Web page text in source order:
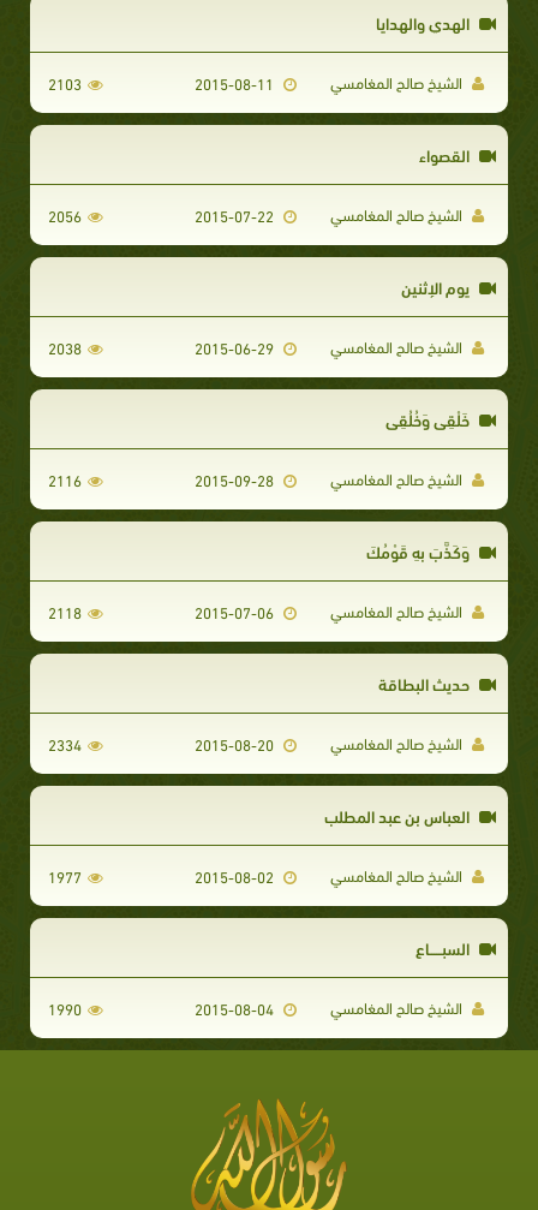
الهدي والهدايا
الشيخ صالح المغامسي 2103
القصواء
الشيخ صالح المغامسي 2056
يوم الإثنين
الشيخ صالح المغامسي 2015-06-29
2038
خَلْقِي وَخُلُقِي
الشيخ صالح المغامسي 2015-09-28
2116
وَكَذَّبَ بِهِ قَوْمُكَ
الشيخ صالح المغامسي 2015-07-06
2118
حديث البطاقة
الشيخ صالح المغامسي 2015-08-20
2334
العباس بن عبد المطلب
الشيخ صالح المغامسي 1977
السبـــــاع
الشيخ صالح المغامسي 2015-08-04
1990